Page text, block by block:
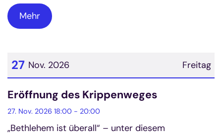
Mehr
Freitag
27 Nov. 2026
Datum: 27. November 2026
Eröffnung des Krippenweges
27. Nov. 2026 18:00 - 20:00
„Bethlehem ist überall“ – unter diesem